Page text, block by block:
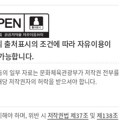
처표시의 조건에 따라 자유이용이
능합니다.
일부 자료는 문화체육관광부가 저작권 전부를
저작권자의 허락을 받으셔야 합니다.
야 하며, 위반 시 저작권법 제37조 및제138조